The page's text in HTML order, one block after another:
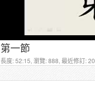
第一節
長度: 52:15, 瀏覽: 888, 最近修訂: